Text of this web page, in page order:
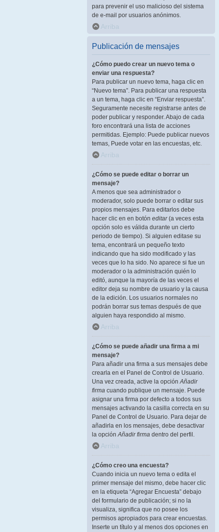
para prevenir el uso malicioso del sistema
de e-mail por usuarios anónimos.
Arriba
Publicación de mensajes
¿Cómo puedo crear un nuevo tema o
enviar una respuesta?
Para publicar un nuevo tema, haga clic en
“Nuevo tema”. Para publicar una respuesta
a un tema, haga clic en “Enviar respuesta”.
Seguramente necesite registrarse antes de
poder publicar y responder. Abajo de cada
foro encontrará una lista de acciones
permitidas. Ejemplo: Puede publicar nuevos
temas, Puede votar en las encuestas, etc.
Arriba
¿Cómo se puede editar o borrar un
mensaje?
A menos que sea administrador o
moderador, solo puede borrar o editar sus
propios mensajes. Para editarlos debe
hacer clic en en botón editar(a veces esta
opción solo es válida durante un cierto
periodo de tiempo). Si alguien editase su
tema, encontrará un pequeño texto
indicando que ha sido modificado y las
veces que lo ha sido. No aparece si fue un
moderador o la administración quién lo
editó, aunque la mayoría de las veces el
editor deja su nombre de usuario y la causa
de la edición. Los usuarios normales no
podrán borrar sus temas después de que
alguien haya respondido al mismo.
Arriba
¿Cómo se puede añadir una firma a mi
mensaje?
Para añadir una firma a sus mensajes debe
crearla en el Panel de Control de Usuario.
Una vez creada, active la opciónAñadir
firma cuando publique un mensaje. Puede
asignar una firma por defecto a todos sus
mensajes activando la casilla correcta en su
Panel de Control de Usuario. Para dejar de
añadirla en los mensajes, debe desactivar
la opciónAñadir firma dentro del perfil.
Arriba
¿Cómo creo una encuesta?
Cuando inicia un nuevo tema o edita el
primer mensaje del mismo, debe hacer clic
en la etiqueta “Agregar Encuesta” debajo
del formulario de publicación; si no la
visualiza, significa que no posee los
permisos apropiados para crear encuestas.
Inserte un título y al menos dos opciones en